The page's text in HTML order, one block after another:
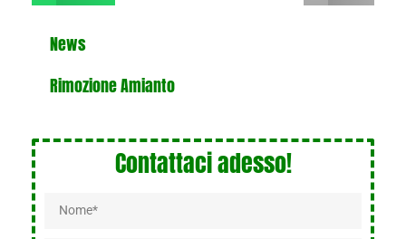
News
Rimozione Amianto
Contattaci adesso!